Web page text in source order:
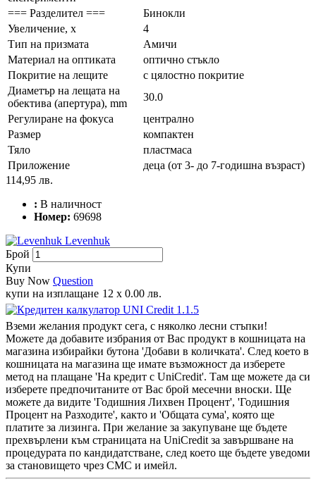
=== Разделител ===
Бинокли
Увеличение, x
4
Тип на призмата
Амичи
Материал на оптиката
оптично стъкло
Покритие на лещите
с цялостно покритие
Диаметър на лещата на
обектива (апертура), mm
30.0
Регулиране на фокуса
централно
Размер
компактен
Тяло
пластмаса
Приложение
деца (от 3- до 7-годишна възраст)
114,95 лв.
: В наличност
Номер: 69698
Levenhuk
Брой
Купи
Buy Now Question
купи на изплащане 12 x 0.00 лв.
Вземи желания продукт сега, с няколко лесни стъпки!
Можете да добавите избрания от Вас продукт в кошницата на
магазина избирайки бутона 'Добави в количката'. След което в
кошницата на магазина ще имате възможност да изберете
метод на плащане 'На кредит с UniCredit'. Там ще можете да си
изберете предпочитаните от Вас брой месечни вноски. Ще
можете да видите 'Годишния Лихвен Процент', 'Годишния
Процент на Разходите', както и 'Общата сума', която ще
платите за лизинга. При желание за закупуване ще бъдете
прехвърлени към страницата на UniCredit за завършване на
процедурата по кандидатстване, след което ще бъдете уведоми
за становището чрез СМС и имейл.